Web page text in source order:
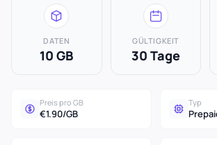
DATEN
10 GB
GÜLTIGKEIT
30 Tage
Preis pro GB
€1.90/GB
Typ